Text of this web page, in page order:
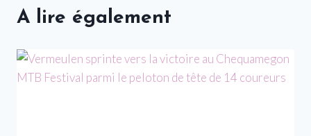
A lire également